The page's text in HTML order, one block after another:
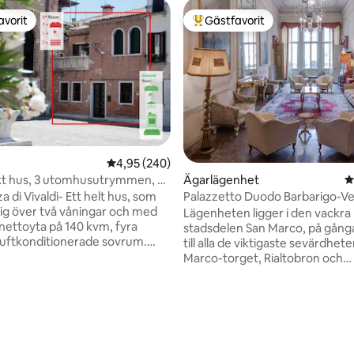
4,95 av 5 i genomsnittligt betyg, 240
4,95 (240)
hus, 3 utomhusutrymmen, 4
di Vivaldi- Ett helt hus, som
över två våningar och med
på 140 kvm, fyra
sovrum.
Populär gästfavorit
Gästfavorit
Ägarlägenhet
Palazzetto Duodo Barbarigo-
San Marco
Lägenheten ligger i den vackra
stadsdelen San Marco, på
till alla de viktigaste
Marco-torget, Rialtobron och